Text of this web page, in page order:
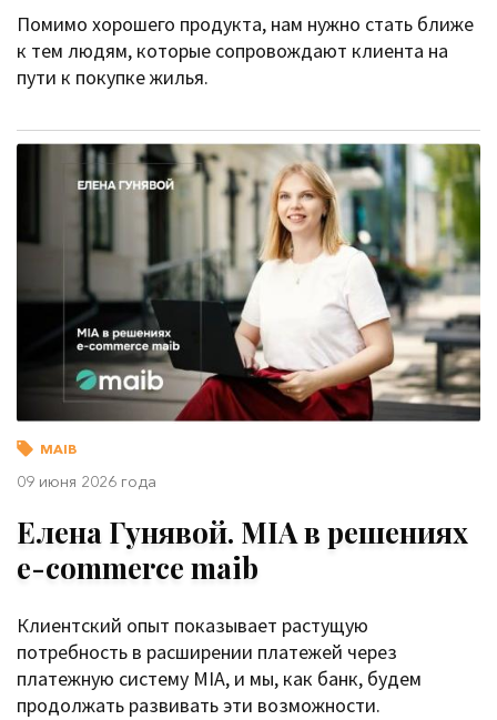
Помимо хорошего продукта, нам нужно стать ближе
к тем людям, которые сопровождают клиента на
пути к покупке жилья.
MAIB
09 июня 2026 года
Елена Гунявой. MIA в решениях
e-commerce maib
Клиентский опыт показывает растущую
потребность в расширении платежей через
платежную систему MIA, и мы, как банк, будем
продолжать развивать эти возможности.